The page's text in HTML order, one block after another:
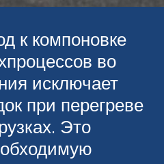
к компоновке
во
исключает
при перегреве
Это